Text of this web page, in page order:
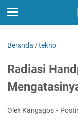
Beranda /tekno
Radiasi
Oleh Kangagos